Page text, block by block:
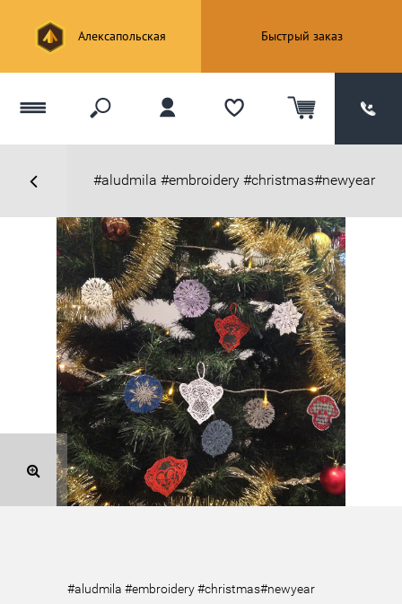
Алексапольская Быстрый заказ
#aludmila #embroidery #christmas#newyear
#aludmila #embroidery #christmas#newyear